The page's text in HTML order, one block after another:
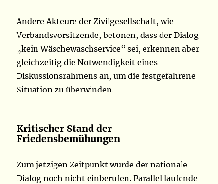
Andere Akteure der Zivilgesellschaft, wie
Verbandsvorsitzende, betonen, dass der Dialog
„kein Wäschewaschservice“ sei, erkennen aber
gleichzeitig die Notwendigkeit eines
Diskussionsrahmens an, um die festgefahrene
Situation zu überwinden.
Kritischer Stand der
Friedensbemühungen
Zum jetzigen Zeitpunkt wurde der nationale
Dialog noch nicht einberufen. Parallel laufende